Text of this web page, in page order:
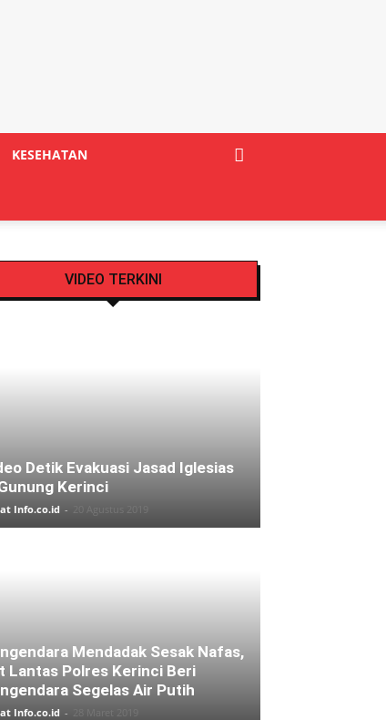
KESEHATAN
VIDEO TERKINI
Detik Evakuasi Jasad Iglesias
Kerinci
Info.co.id -
Mendadak Sesak Nafas,
Lantas Polres Kerinci Beri
Segelas Air Putih
Info.co.id -